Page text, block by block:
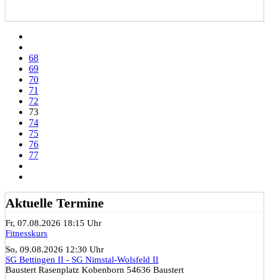
68
69
70
71
72
73
74
75
76
77
Aktuelle Termine
Fr, 07.08.2026 18:15 Uhr
Fitnesskurs
So, 09.08.2026 12:30 Uhr
SG Bettingen II - SG Nimstal-Wolsfeld II
Baustert Rasenplatz Kobenborn 54636 Baustert